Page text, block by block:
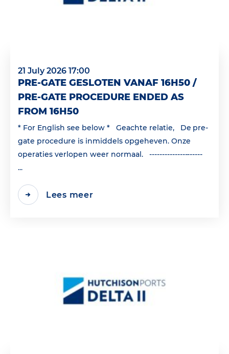
21 July 2026 17:00
PRE-GATE GESLOTEN VANAF 16H50 /
PRE-GATE PROCEDURE ENDED AS
FROM 16H50
* For English see below * Geachte relatie, De pre-
gate procedure is inmiddels opgeheven. Onze
operaties verlopen weer normaal. ---------------------
...
Lees meer